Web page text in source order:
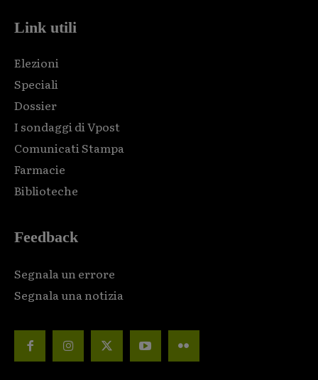
Link utili
Elezioni
Speciali
Dossier
I sondaggi di Vpost
Comunicati Stampa
Farmacie
Biblioteche
Feedback
Segnala un errore
Segnala una notizia